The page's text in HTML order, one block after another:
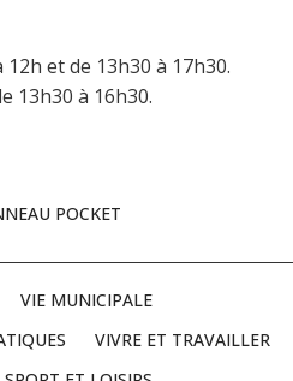
et de 13h30 à 17h30.
13h30 à 16h30.
POCKET
VIE MUNICIPALE
VIVRE ET TRAVAILLER